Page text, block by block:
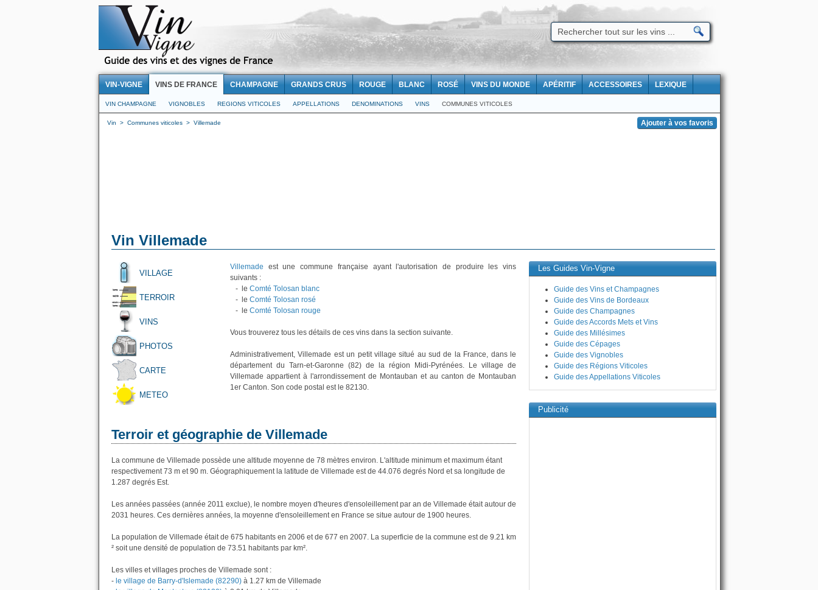
VIN-VIGNE VINS DE FRANCE CHAMPAGNE GRANDS CRUS ROUGE BLANC ROSÉ VINS DU MONDE APÉRITIF ACCESSOIRES LEXIQUE
VIN CHAMPAGNE VIGNOBLES REGIONS VITICOLES APPELLATIONS DENOMINATIONS VINS COMMUNES VITICOLES
Vin > Communes viticoles > Villemade
Vin Villemade
VILLAGE
TERROIR
VINS
PHOTOS
CARTE
METEO
Villemade est une commune française ayant l'autorisation de produire les vins
suivants :
- le Comté Tolosan blanc
- le Comté Tolosan rosé
- le Comté Tolosan rouge
Vous trouverez tous les détails de ces vins dans la section suivante.
Administrativement, Villemade est un petit village situé au sud de la France, dans le
département du Tarn-et-Garonne (82) de la région Midi-Pyrénées. Le village de
Villemade appartient à l'arrondissement de Montauban et au canton de Montauban
1er Canton. Son code postal est le 82130.
Terroir et géographie de Villemade
La commune de Villemade possède une altitude moyenne de 78 mètres environ. L'altitude minimum et maximum étant
respectivement 73 m et 90 m. Géographiquement la latitude de Villemade est de 44.076 degrés Nord et sa longitude de
1.287 degrés Est.
Les années passées (année 2011 exclue), le nombre moyen d'heures d'ensoleillement par an de Villemade était autour de
2031 heures. Ces dernières années, la moyenne d'ensoleillement en France se situe autour de 1900 heures.
La population de Villemade était de 675 habitants en 2006 et de 677 en 2007. La superficie de la commune est de 9.21 km
² soit une densité de population de 73.51 habitants par km².
Les villes et villages proches de Villemade sont :
- le village de Barry-d'Islemade (82290) à 1.27 km de Villemade
Les Guides Vin-Vigne
Guide des Vins et Champagnes
Guide des Vins de Bordeaux
Guide des Champagnes
Guide des Accords Mets et Vins
Guide des Millésimes
Guide des Cépages
Guide des Vignobles
Guide des Régions Viticoles
Guide des Appellations Viticoles
Publicité